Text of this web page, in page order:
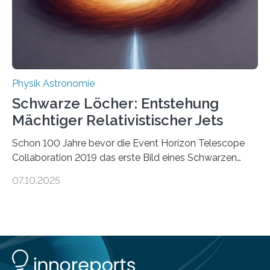
Energie in mechanische Bewegung um – oder anders
ausgedrückt, Wärme in Bewegung. In
quantenmechanischen Experimenten ist es in den…
Physik Astronomie
Schwarze Löcher: Entstehung
Mächtiger Relativistischer Jets
Schon 100 Jahre bevor die Event Horizon Telescope
Collaboration 2019 das erste Bild eines Schwarzen
hatte der Astronom Heber Curtis einen seltsamen
werden auch von anderen Schwarzen Löchern
ausgeschickt. Theoretische Astrophysiker der Goethe-
07.10.2025